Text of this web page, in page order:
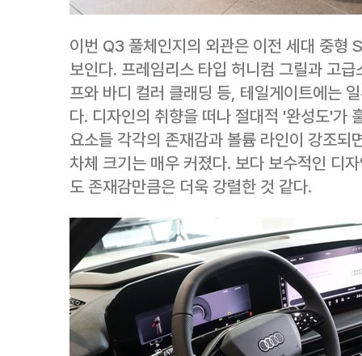
이번 Q3 풀체인지의 외관은 이전 세대 중형
보인다. 프레임리스 타입 허니컴 그릴과 고
프와 바디 컬러 클래딩 등, 테일게이트에는
다. 디자인의 취향을 떠나 절대적 '완성도'가
요소들 각각의 존재감과 볼륨 라인이 강조되
차체 크기는 매우 커졌다. 보다 보수적인 디
도 존재감만큼은 더욱 강렬한 것 같다.